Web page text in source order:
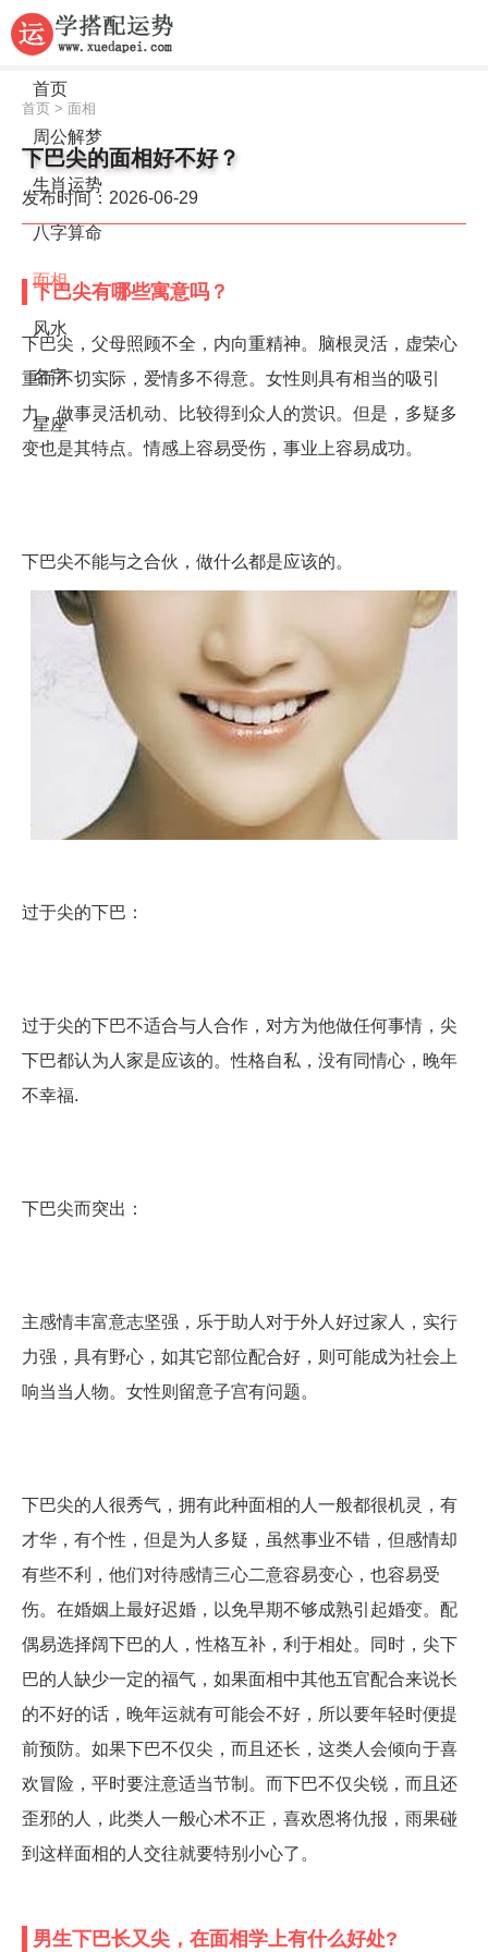
首页
周公解梦
生肖运势
八字算命
面相
风水
名字
星座
首页 > 面相
下巴尖的面相好不好？
发布时间：2026-06-29
下巴尖有哪些寓意吗？
下巴尖，父母照顾不全，内向重精神。脑根灵活，虚荣心
重而不切实际，爱情多不得意。女性则具有相当的吸引
力，做事灵活机动、比较得到众人的赏识。但是，多疑多
变也是其特点。情感上容易受伤，事业上容易成功。
下巴尖不能与之合伙，做什么都是应该的。
过于尖的下巴：
过于尖的下巴不适合与人合作，对方为他做任何事情，尖
下巴都认为人家是应该的。性格自私，没有同情心，晚年
不幸福.
下巴尖而突出：
主感情丰富意志坚强，乐于助人对于外人好过家人，实行
力强，具有野心，如其它部位配合好，则可能成为社会上
响当当人物。女性则留意子宫有问题。
下巴尖的人很秀气，拥有此种面相的人一般都很机灵，有
才华，有个性，但是为人多疑，虽然事业不错，但感情却
有些不利，他们对待感情三心二意容易变心，也容易受
伤。在婚姻上最好迟婚，以免早期不够成熟引起婚变。配
偶易选择阔下巴的人，性格互补，利于相处。同时，尖下
巴的人缺少一定的福气，如果面相中其他五官配合来说长
的不好的话，晚年运就有可能会不好，所以要年轻时便提
前预防。如果下巴不仅尖，而且还长，这类人会倾向于喜
欢冒险，平时要注意适当节制。而下巴不仅尖锐，而且还
歪邪的人，此类人一般心术不正，喜欢恩将仇报，雨果碰
到这样面相的人交往就要特别小心了。
男生下巴长又尖，在面相学上有什么好处?